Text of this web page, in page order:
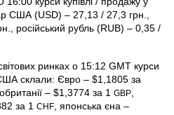
США (USD) – 27,13 / 27,3 грн.,
російський рубль (RUB) – 0,35 /
ринках о 15:12 GMT курси
склали: Євро – $1,1805 за
– $1,3774 за 1 GBP
за 1 CHF , японська єна –